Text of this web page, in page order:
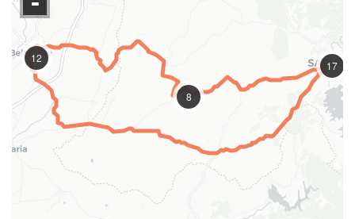
12
17
8